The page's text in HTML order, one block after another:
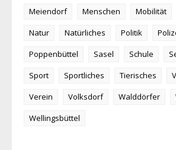
Meiendorf
Menschen Mobilität
Natur
Natürliches Politik
Poppenbüttel
Sasel Schule
Sport
Sportliches Tierisches
Verein
Volksdorf Walddörfer
Wellingsbüttel